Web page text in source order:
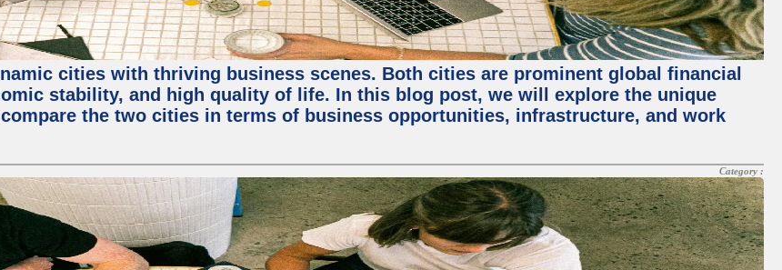
cities with thriving business scenes. Both cities are prominent global financial
stability, and high quality of life. In this blog post, we will explore the unique
the two cities in terms of business opportunities, infrastructure, and work
Category :